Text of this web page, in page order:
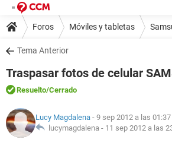
Foros Móviles y tabletas
Tema Anterior
Traspasar fotos de celular
Resuelto/Cerrado
Lucy Magdalena - 9 sep 2012 a las 01:37
lucymagdalena - 11 sep 2012 a las